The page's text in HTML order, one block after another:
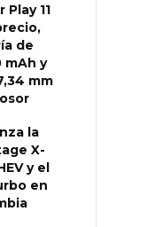
Play 11
de
mAh y
mm
la
X-
y el
en